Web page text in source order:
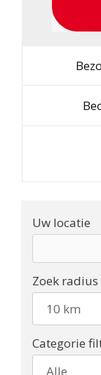
Uw locatie
Zoek radius
Categorie